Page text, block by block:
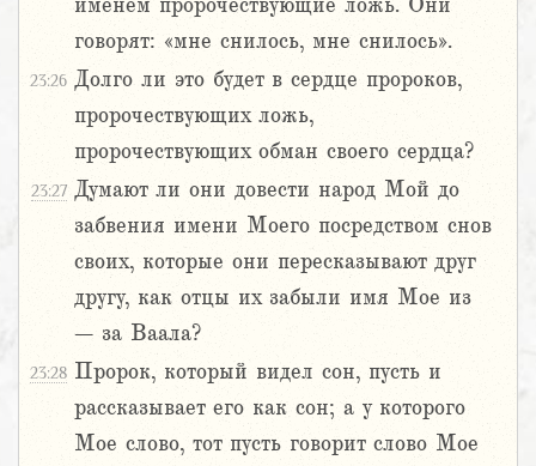
именем пророчествующие ложь. Они
говорят: «мне снилось, мне снилось».
23:26 Долго ли это будет в сердце пророков,
пророчествующих ложь,
пророчествующих обман своего сердца?
23:27 Думают ли они довести народ Мой до
забвения имени Моего посредством снов
своих, которые они пересказывают друг
другу, как отцы их забыли имя Мое из
– за Ваала?
23:28 Пророк, который видел сон, пусть и
рассказывает его как сон; а у которого
Мое слово, тот пусть говорит слово Мое